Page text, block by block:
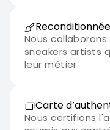
Nous
sneakers artists
leur métier.
Carte
Nous certifions